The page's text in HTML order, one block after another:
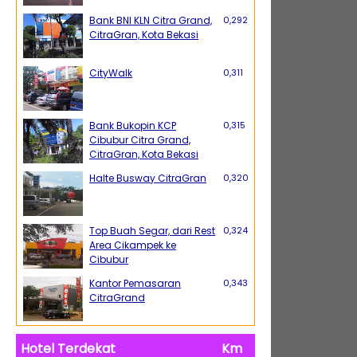
Bank BNI KLN Citra Grand,
CitraGran, Kota Bekasi
0,292
CityWalk 0,311
Bank Bukopin KCP
Cibubur Citra Grand,
CitraGran, Kota Bekasi
0,315
Halte Busway CitraGran 0,320
Top Buah Segar, dari Rest
Area Cikampek ke
Cibubur
0,324
Kantor Pemasaran
CitraGrand
0,343
Hotel Terdekat Km